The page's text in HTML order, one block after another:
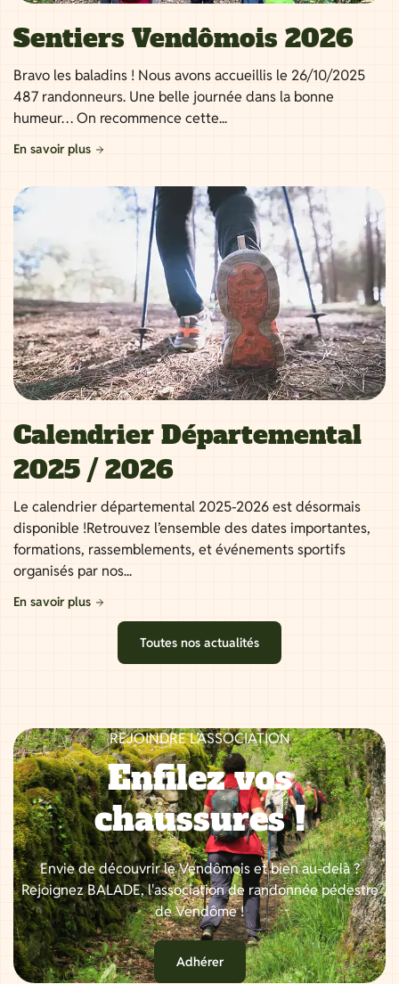
Sentiers Vendômois 2026
Bravo les baladins ! Nous avons accueillis le 26/10/2025
487 randonneurs. Une belle journée dans la bonne
humeur… On recommence cette...
En savoir plus
Calendrier Départemental
2025 / 2026
Le calendrier départemental 2025-2026 est désormais
disponible !Retrouvez l’ensemble des dates importantes,
formations, rassemblements, et événements sportifs
organisés par nos...
En savoir plus
Toutes nos actualités
REJOINDRE L’ASSOCIATION
Enfilez vos
chaussures !
Envie de découvrir le Vendômois et bien au-delà ?
Rejoignez BALADE, l'association de randonnée pédestre
de Vendôme !
Adhérer